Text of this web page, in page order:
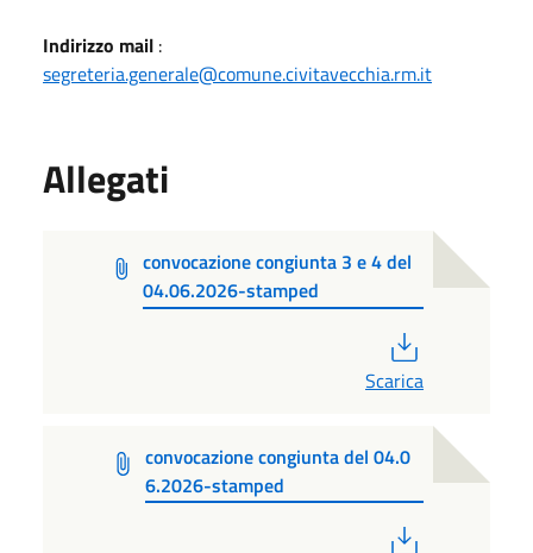
Indirizzo mail :
segreteria.generale@comune.civitavecchia.rm.it
Allegati
convocazione congiunta 3 e 4 del
04.06.2026-stamped
Scarica
convocazione congiunta del 04.0
6.2026-stamped